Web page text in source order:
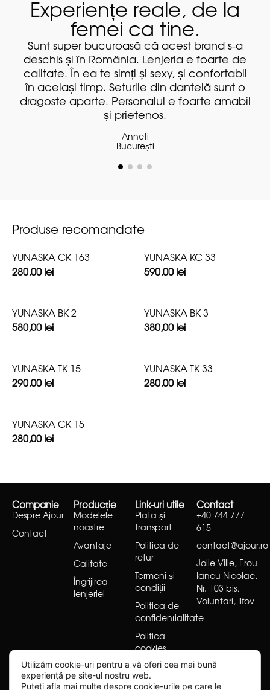
Experiențe reale, de la
femei ca tine.
bucuroasă că acest brand s-a
și în România. Lenjeria e foarte de
În ea te simți și sexy, și confortabil
timp. Seturile din dantelă sunt o
aparte. Personalul e foarte amabil
și prietenos.
Foarte
magazin.
Produse recomandate
YUNASKA CK 163
280,00 lei
YUNASKA KC 33
590,00 lei
YUNASKA BK 2
580,00 lei
YUNASKA BK 3
380,00 lei
YUNASKA TK 15
290,00 lei
YUNASKA TK 33
280,00 lei
YUNASKA CK 15
280,00 lei
Companie
Despre Ajour
Contact
Producție
Modelele
noastre
Avantaje
Calitate
Îngrijirea
lenjeriei
Link-uri utile
Plata și
transport
Politica de
retur
Termeni și
condiții
Politica de
confidențialitate
Politica
cookies
Contact
+40 744 777
615
contact@ajour.ro
Jolie Ville, Erou
Iancu Nicolae,
Nr. 103 bis,
Voluntari, Ilfov
Utilizăm cookie-uri pentru a vă oferi cea mai bună
experiență pe site-ul nostru web.
Puteți afla mai multe despre cookie-urile pe care le